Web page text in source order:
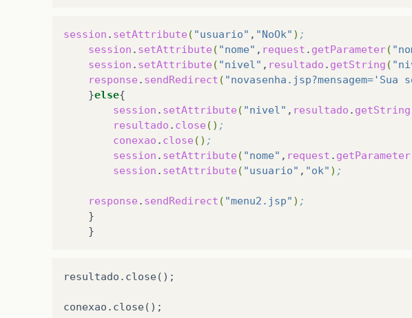
session . setAttribute ( "usuario" , "NoOk" ) ;
session . setAttribute ( "nome" , request . getParameter(
session . setAttribute ( "nivel" , resultado . getString (
response . sendRedirect (
}else
session . setAttribute ( "nivel" , resultado . getString
resultado . close () ;
conexao . close () ;
session . setAttribute ( "nome" , request . getParameter
session . setAttribute ( "usuario" , "ok" ) ;
response . sendRedirect ( "menu2.jsp" ) ;
resultado.close();
conexao.close();